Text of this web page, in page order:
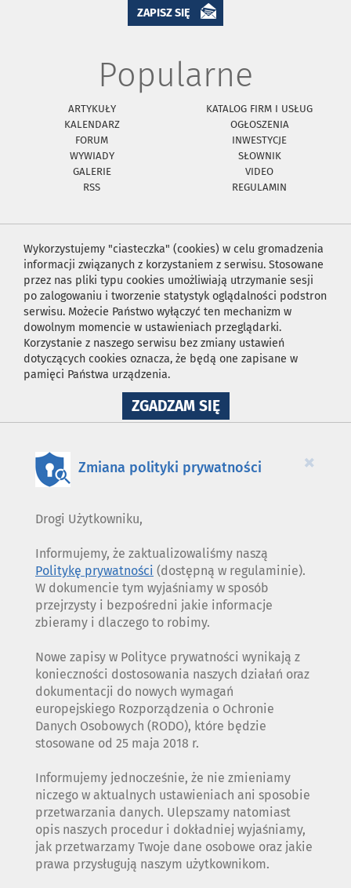
ZAPISZ SIĘ
Popularne
ARTYKUŁY
KATALOG FIRM I USŁUG
KALENDARZ
OGŁOSZENIA
FORUM
INWESTYCJE
WYWIADY
SŁOWNIK
GALERIE
VIDEO
RSS
REGULAMIN
Wykorzystujemy "ciasteczka" (cookies) w celu gromadzenia
informacji związanych z korzystaniem z serwisu. Stosowane
przez nas pliki typu cookies umożliwiają utrzymanie sesji
po zalogowaniu i tworzenie statystyk oglądalności podstron
serwisu. Możecie Państwo wyłączyć ten mechanizm w
dowolnym momencie w ustawieniach przeglądarki.
Korzystanie z naszego serwisu bez zmiany ustawień
dotyczących cookies oznacza, że będą one zapisane w
pamięci Państwa urządzenia.
ZGADZAM SIĘNA
WYKORZYSTANIE
×
Zmiana polityki prywatności
Drogi Użytkowniku,
Informujemy, że zaktualizowaliśmy naszą
Politykę prywatności (dostępną w regulaminie).
W dokumencie tym wyjaśniamy w sposób
przejrzysty i bezpośredni jakie informacje
zbieramy i dlaczego to robimy.
Nowe zapisy w Polityce prywatności wynikają z
konieczności dostosowania naszych działań oraz
dokumentacji do nowych wymagań
europejskiego Rozporządzenia o Ochronie
Danych Osobowych (RODO), które będzie
stosowane od 25 maja 2018 r.
Informujemy jednocześnie, że nie zmieniamy
niczego w aktualnych ustawieniach ani sposobie
przetwarzania danych. Ulepszamy natomiast
opis naszych procedur i dokładniej wyjaśniamy,
jak przetwarzamy Twoje dane osobowe oraz jakie
prawa przysługują naszym użytkownikom.